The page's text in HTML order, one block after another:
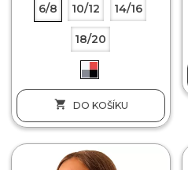
6/8 10/12 14/16
18/20
 DO KOŠÍKU